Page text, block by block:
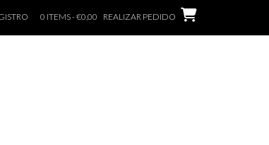
0 ITEMS - €0,00 REALIZAR PEDIDO